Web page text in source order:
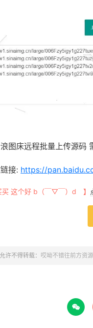
图床远程批量上传源码
接: https://
买 这个好 b（￣▽￣）d 】
许不得转载： 哎呦不错往前方资
